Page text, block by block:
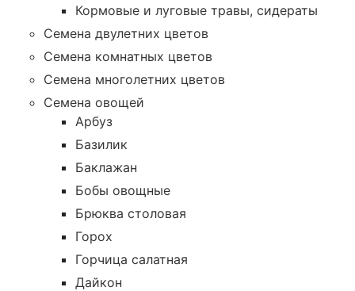
Кормовые и луговые травы, сидераты
Семена двулетних цветов
Семена комнатных цветов
Семена многолетних цветов
Семена овощей
Арбуз
Базилик
Баклажан
Бобы овощные
Брюква столовая
Горох
Горчица салатная
Дайкон